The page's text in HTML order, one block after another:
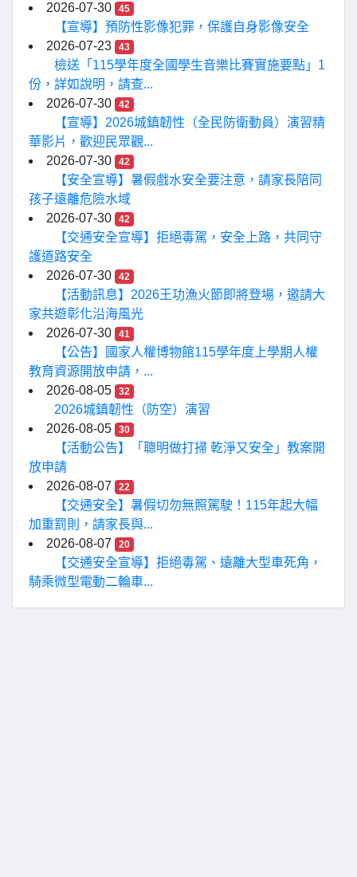
2026-07-30
45
【宣導】預防性影像犯罪，保護自身影像安全
2026-07-23
43
檢送「115學年度全國學生音樂比賽實施要點」1
份，詳如說明，請查...
2026-07-30
42
【宣導】2026城鎮韌性（全民防衛動員）演習精
華影片，歡迎民眾觀...
2026-07-30
42
【安全宣導】暑假戲水安全要注意，請家長陪同
孩子遠離危險水域
2026-07-30
42
【交通安全宣導】拒絕毒駕，安全上路，共同守
護道路安全
2026-07-30
42
【活動訊息】2026王功漁火節即將登場，邀請大
家共遊彰化沿海風光
2026-07-30
41
【公告】國家人權博物館115學年度上學期人權
教育資源開放申請，...
2026-08-05
32
2026城鎮韌性（防空）演習
2026-08-05
30
【活動公告】「聰明做打掃 乾淨又安全」教案開
放申請
2026-08-07
22
【交通安全】暑假切勿無照駕駛！115年起大幅
加重罰則，請家長與...
2026-08-07
20
【交通安全宣導】拒絕毒駕、遠離大型車死角，
騎乘微型電動二輪車...